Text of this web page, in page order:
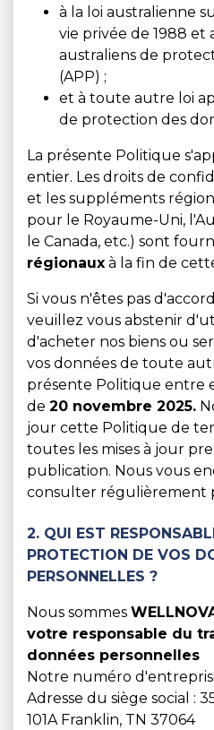
à la loi australienne
vie privée de 1988 et
australiens de
(APP) ;
et à toute autre loi
de protection des
La présente Politique
entier. Les droits de
et les suppléments
pour le Royaume-Uni,
le Canada, etc.) sont
régionaux à la fin de
Si vous n'êtes pas
veuillez vous abstenir
d'acheter nos biens ou
vos données de toute
présente Politique entre
de 20 novembre 2025.
jour cette Politique de
toutes les mises à jour
publication. Nous vous
consulter régulièrement
2. QUI EST
PROTECTION DE VOS
PERSONNELLES ?
Nous sommes
votre responsable du
données personnelles
Notre numéro
Adresse du siège social :
101A Franklin, TN 37064